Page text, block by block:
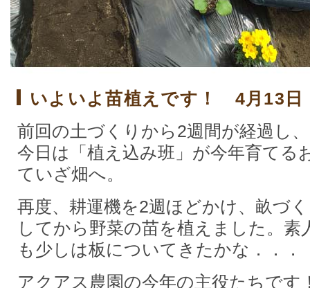
いよいよ苗植えです！ 4月13日
前回の土づくりから2週間が経過し、
今日は「植え込み班」が今年育てる
ていざ畑へ。
再度、耕運機を2週ほどかけ、畝づ
してから野菜の苗を植えました。素
も少しは板についてきたかな．．．
アクアス農園の今年の主役たちです